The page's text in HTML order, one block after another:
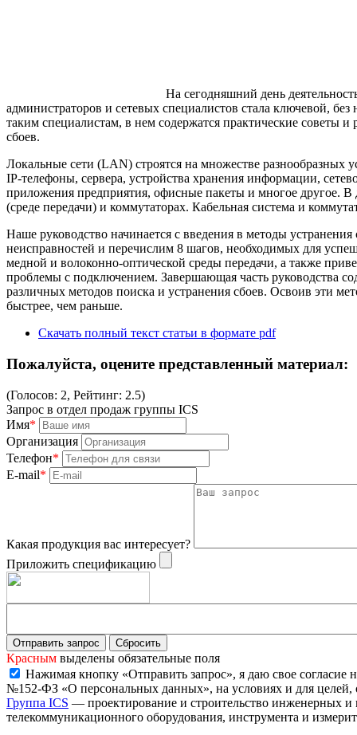
На сегодняшний день
администраторов и сетевых специалистов стала ключевой,
таким специалистам, в нем содержатся практические советы
сбоев.
Локальные сети (LAN) строятся на множестве
IP-телефоны, сервера, устройства хранения информации,
приложения предприятия, офисные пакеты и многое другое. В
(среде передачи) и коммутаторах. Кабельная система и
Наше руководство начинается с введения в методы
неисправностей и перечислим 8 шагов, необходимых для
медной и волоконно-оптической среды передачи, а также
проблемы с подключением. Завершающая часть руководства
различных методов поиска и устранения сбоев. Освоив эти
быстрее, чем раньше.
Скачать полный текст статьи в формате pdf
Пожалуйста, оцените представленный материал:
(Голосов: 2, Рейтинг: 2.5)
Запрос в отдел продаж группы ICS
Имя*
Организация
Телефон*
E-mail*
Какая продукция вас интересует?
Приложить спецификацию
Красным выделены обязательные поля
Нажимая кнопку «Отправить запрос», я даю свое согласие
№152-ФЗ «О персональных данных», на условиях и для
Группа ICS — проектирование и строительство инженерных и
телекоммуникационного оборудования, инструмента и